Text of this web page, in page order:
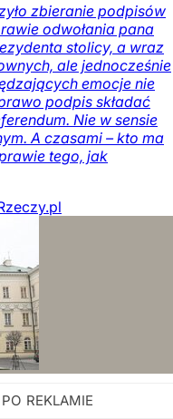
zbieranie podpisów
odwołania pana
stolicy, a wraz
ale jednocześnie
emocje nie
podpis składać
Nie w sensie
A czasami – kto ma
tego, jak